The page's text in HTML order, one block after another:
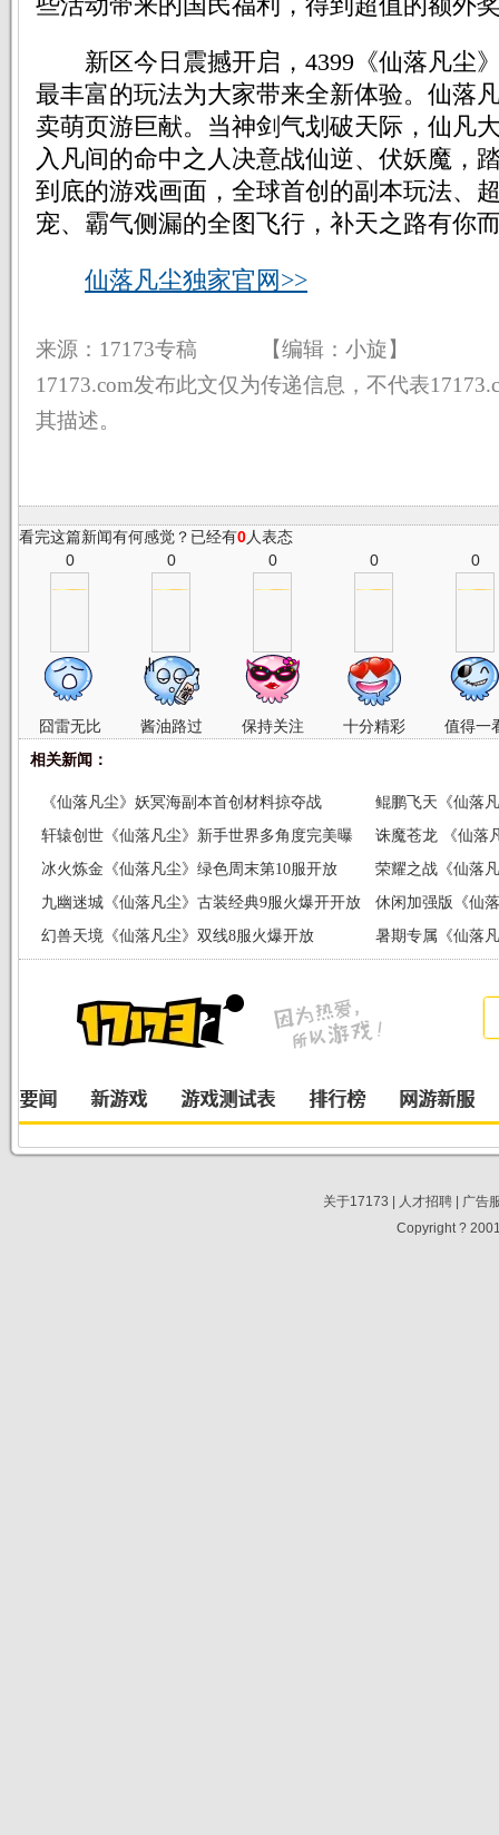
新区今日震撼开启，4399《仙落凡尘
最丰富的玩法为大家带来全新体验。仙落
卖萌页游巨献。当神剑气划破天际，仙凡
入凡间的命中之人决意战仙逆、伏妖魔，
到底的游戏画面，全球首创的副本玩法、
宠、霸气侧漏的全图飞行，补天之路有你
仙落凡尘独家官网>>
来源：17173专稿 【编辑：小旋】
17173.com发布此文仅为传递信息，不代表
其描述。
看完这篇新闻有何感觉？已经有0人表态
0
囧雷无比
0
酱油路过
0
保持关注
0
十分精彩
0
值得一
相关新闻：
《仙落凡尘》妖冥海副本首创材料掠夺战
鲲鹏飞天《仙落
轩辕创世《仙落凡尘》新手世界多角度完美曝
光
诛魔苍龙 《仙落
冰火炼金《仙落凡尘》绿色周末第10服开放
荣耀之战《仙落
曝
九幽迷城《仙落凡尘》古装经典9服火爆开开放
休闲加强版《仙
幻兽天境《仙落凡尘》双线8服火爆开放
暑期专属《仙落
关于17173 人才招聘|
广告
Copyright ?